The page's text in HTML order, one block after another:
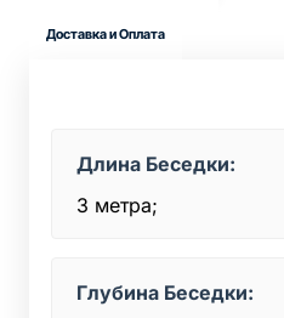
Доставка и Оплата
Длина Беседки:
3 метра;
Глубина Беседки: